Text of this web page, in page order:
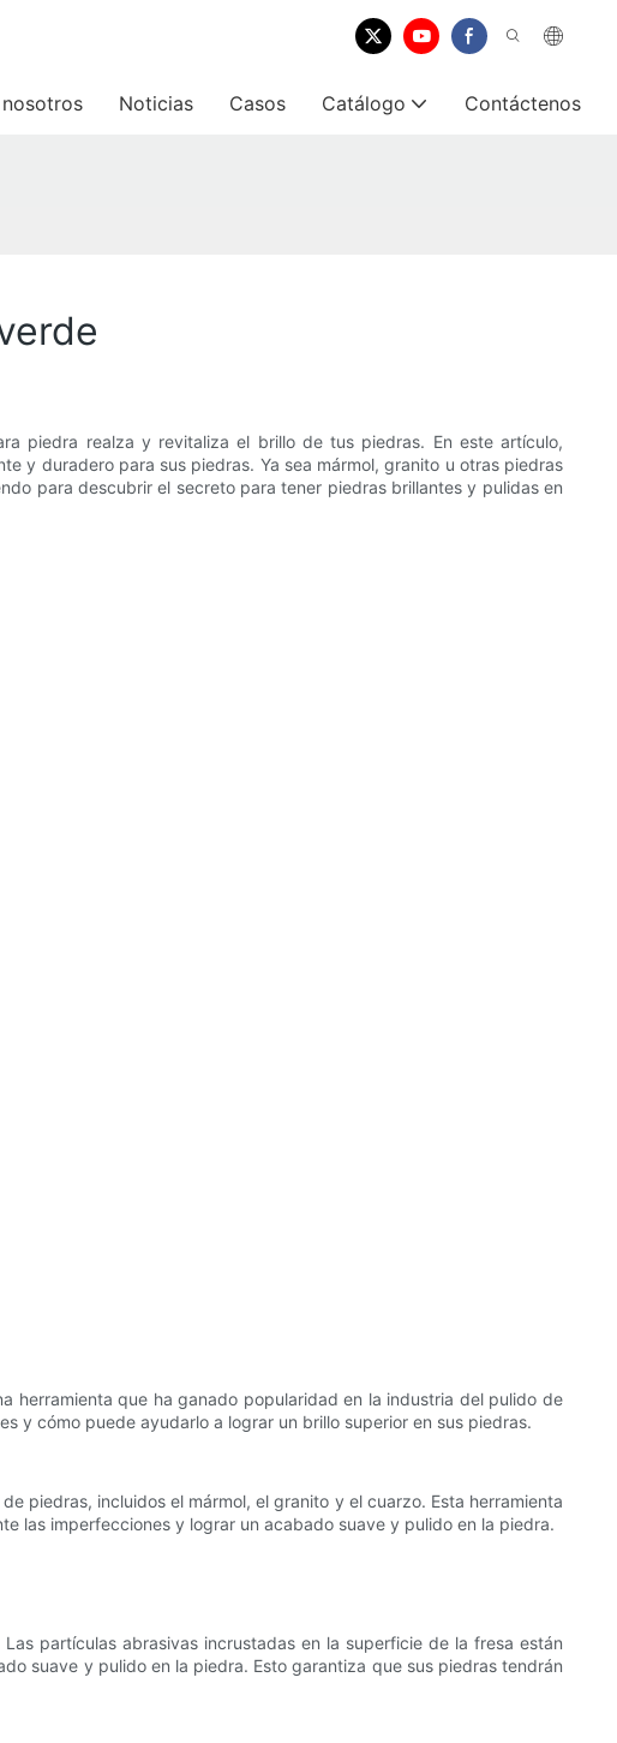
Noticias Casos Catálogo Contáctenos
piedra realza y revitaliza el brillo de tus piedras. En este artículo,
y duradero para sus piedras. Ya sea mármol, granito u otras piedras
para descubrir el secreto para tener piedras brillantes y pulidas en
herramienta que ha ganado popularidad en la industria del pulido de
y cómo puede ayudarlo a lograr un brillo superior en sus piedras.
piedras, incluidos el mármol, el granito y el cuarzo. Esta herramienta
las imperfecciones y lograr un acabado suave y pulido en la piedra.
partículas abrasivas incrustadas en la superficie de la fresa están
suave y pulido en la piedra. Esto garantiza que sus piedras tendrán